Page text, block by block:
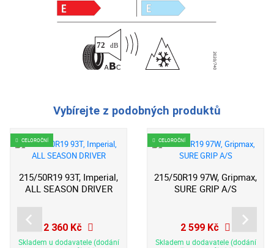
Vybírejte z podobných produktů
CELOROČNÍ
215/50R19 93T, Imperial,
ALL SEASON DRIVER
2 360 Kč
Skladem u dodavatele (dodání
CELOROČNÍ
215/50R19 97W, Gripmax,
SURE GRIP A/S
2 599 Kč
Skladem u dodavatele (dodání